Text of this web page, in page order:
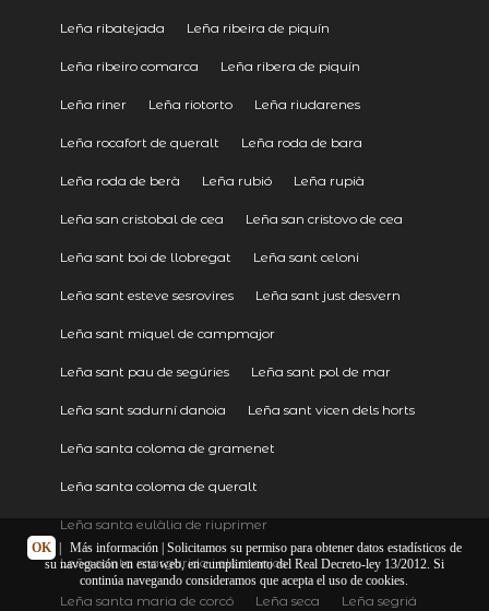
Leña ribatejada Leña ribeira de piquín
Leña ribeiro comarca Leña ribera de piquín
Leña riner Leña riotorto Leña riudarenes
Leña rocafort de queralt Leña roda de bara
Leña roda de berà Leña rubió Leña rupià
Leña san cristobal de cea Leña san cristovo de cea
Leña sant boi de llobregat Leña sant celoni
Leña sant esteve sesrovires Leña sant just desvern
Leña sant miquel de campmajor
Leña sant pau de segúries Leña sant pol de mar
Leña sant sadurní danoia Leña sant vicen dels horts
Leña santa coloma de gramenet
Leña santa coloma de queralt
Leña santa eulàlia de riuprimer
Leña santa margarida i els monjos
Leña santa maria de corcó Leña seca Leña segriá
OK Más información| Solicitamos su permiso para obtener datos estadísticos de
su navegación en esta web, en cumplimiento del Real Decreto-ley 13/2012. Si
continúa navegando consideramos que acepta el uso de cookies.